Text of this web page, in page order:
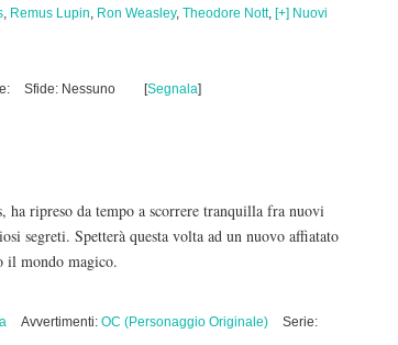
, Remus Lupin, Ron Weasley, Theodore Nott, [+] Nuovi
Sfide: Nessuno [Segnala]
ripreso da tempo a scorrere tranquilla fra nuovi
segreti. Spetterà questa volta ad un nuovo affiatato
il mondo magico.
Avvertimenti: OC (Personaggio Originale)
Serie: